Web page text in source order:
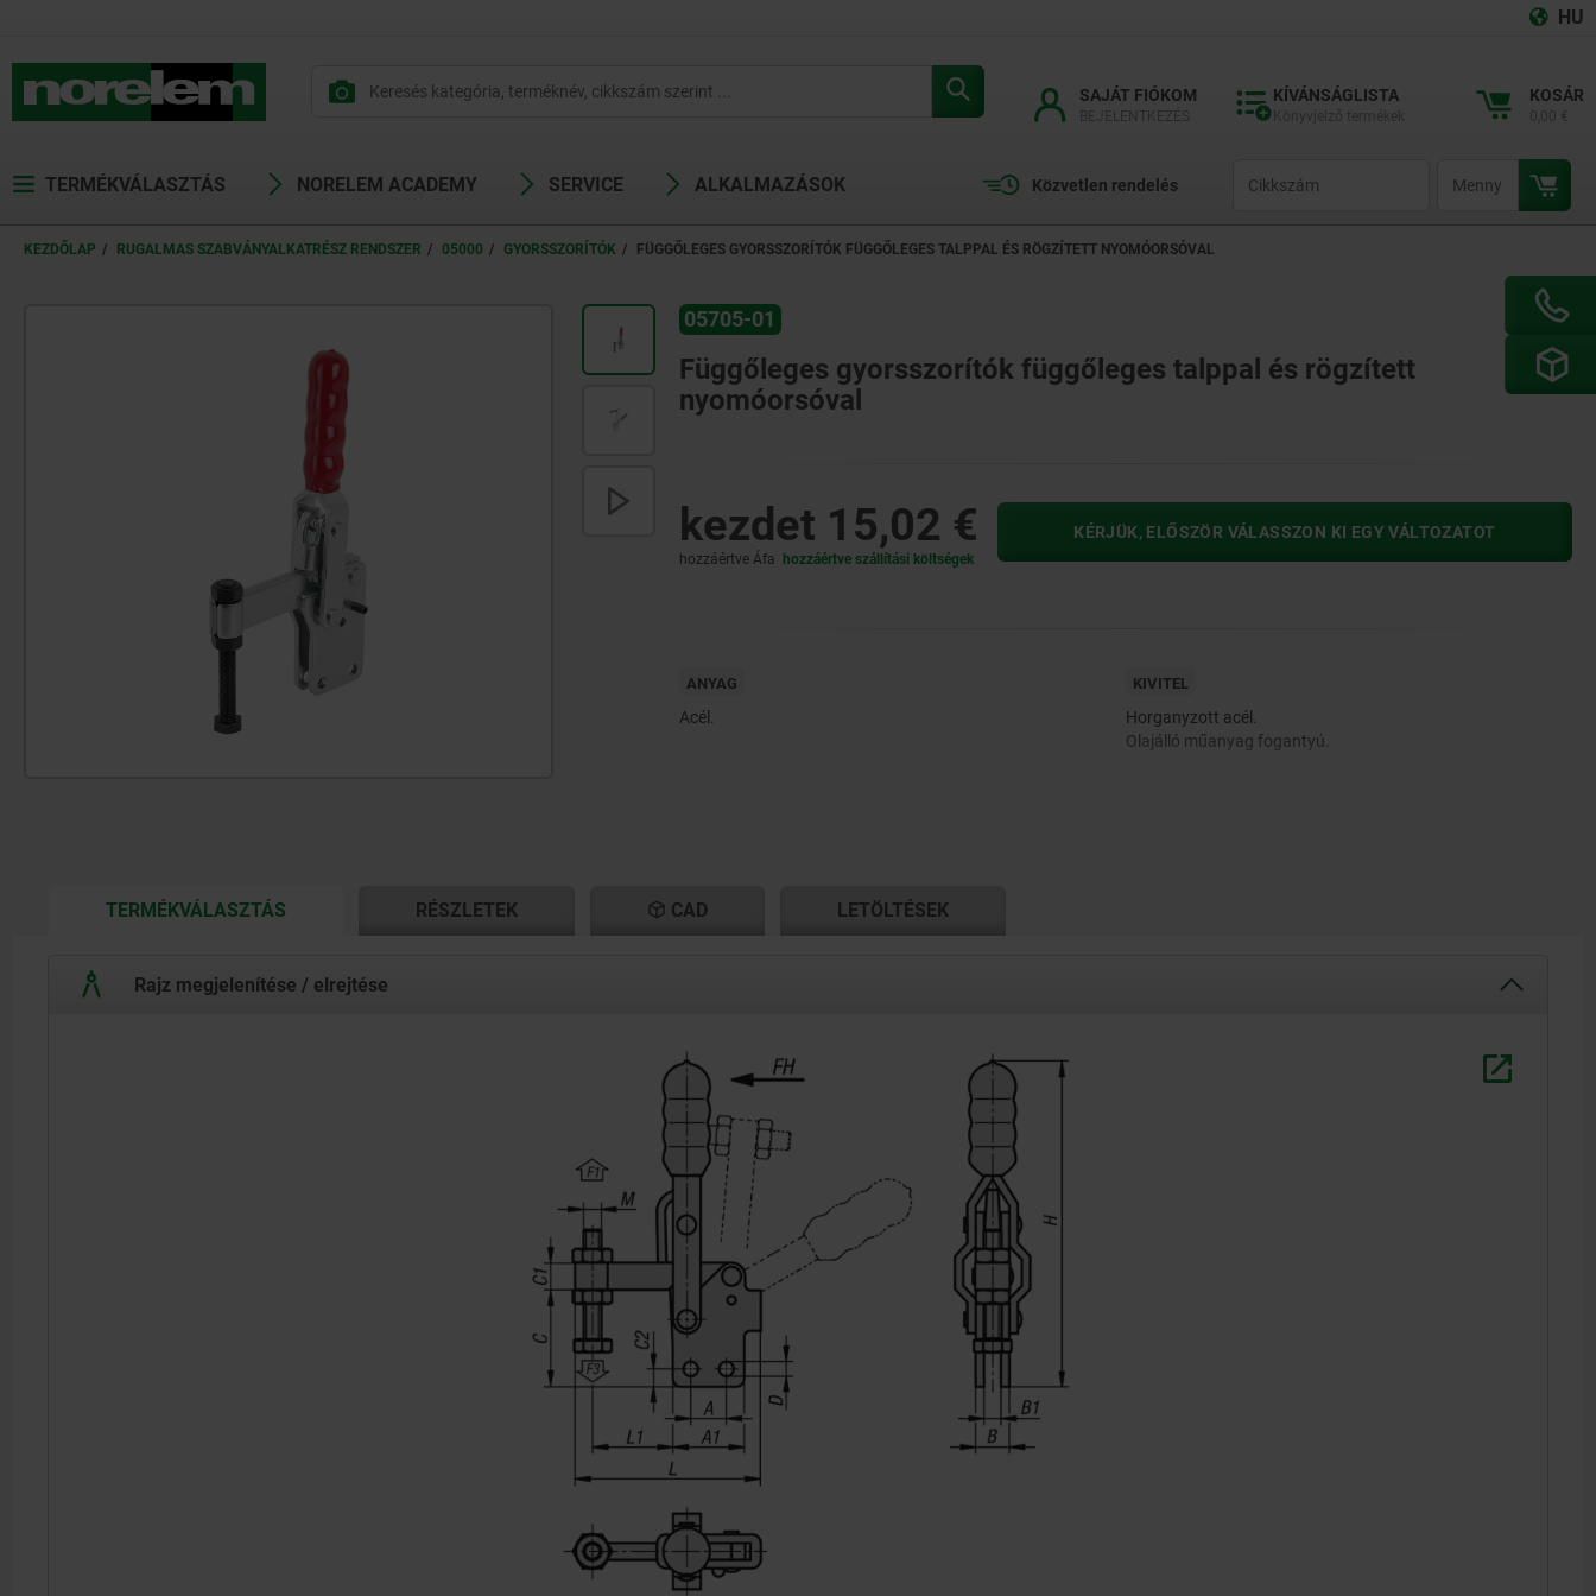
HU
SAJÁT FIÓKOM KÍVÁNSÁGLISTA KOSÁR
TERMÉKVÁLASZTÁS NORELEM ACADEMY SERVICE ALKALMAZÁSOK Közvetlen rendelés
KEZDŐLAP RUGALMAS SZABVÁNYALKATRÉSZ RENDSZER 05000 GYORSSZORÍTÓK FÜGGŐLEGES GYORSSZORÍTÓK FÜGGŐLEGES TALPPAL ÉS RÖGZÍTETT NYOMÓORSÓVAL
05705-01
Függőleges gyorsszorítók függőleges talppal és rögzített
nyomóorsóval
kezdet 15,02 €
hozzáértve Áfa hozzáértve szállítási költségek
KÉRJÜK, ELŐSZÖR VÁLASSZON KI EGY VÁLTOZATOT
ANYAG
Acél.
KIVITEL
Horganyzott acél.
Olajálló műanyag fogantyú.
TERMÉKVÁLASZTÁSCURRENT
RÉSZLETEK CAD LETÖLTÉSEK
Rajz megjelenítése / elrejtése